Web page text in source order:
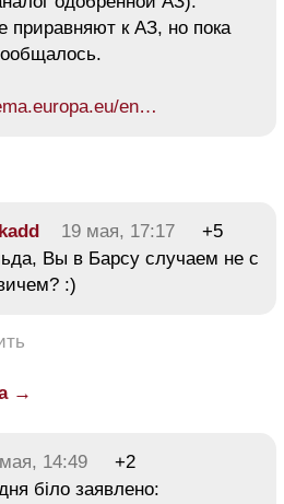
приравняют к АЗ, но пока
en…
19 мая, 17:17
+5
Вы в Барсу случаем не с
:)
→
14:49
+2
біло заявлено: